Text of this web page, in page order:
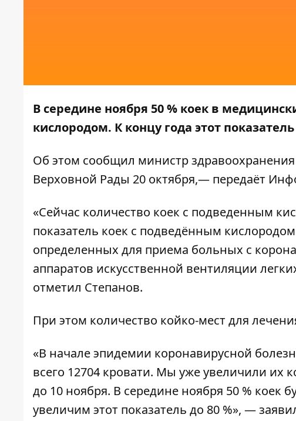
В середине ноября 50 % коек в
кислородом. К концу года этот показатель
Об этом сообщил министр
Верховной Рады 20 октября,— передаёт
«Сейчас количество коек с подведенным
показатель коек с подведённым
определенных для приема больных с
аппаратов искусственной вентиляции
отметил Степанов.
При этом количество койко-мест для
«В начале эпидемии коронавирусной
всего 12704 кровати. Мы уже увеличили их
до 10 ноября. В середине ноября 50 % коек
увеличим этот показатель до 80 %», —